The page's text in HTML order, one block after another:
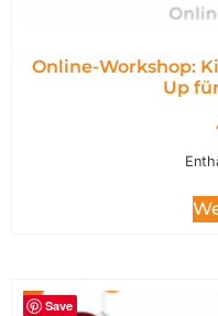
Online-Workshop:
Up
Save